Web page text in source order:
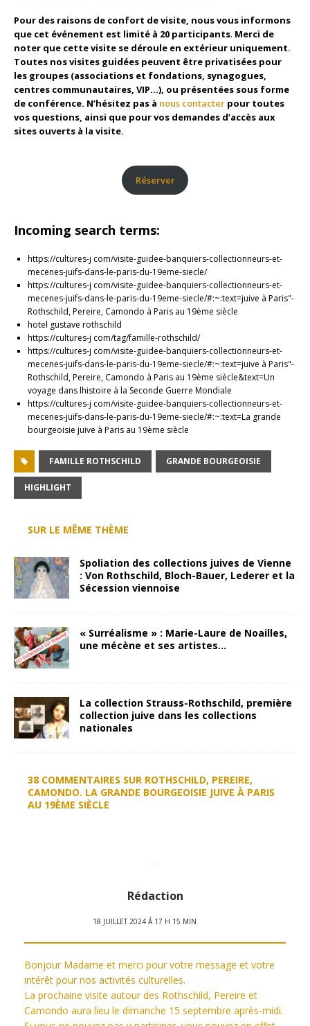
Pour des raisons de confort de visite, nous vous informons
que cet événement est limité à 20 participants. Merci de
noter que cette visite se déroule en extérieur uniquement.
Toutes nos visites guidées peuvent être privatisées pour
les groupes (associations et fondations, synagogues,
centres communautaires, VIP…), ou présentées sous forme
de conférence. N’hésitez pas à nous contacter pour toutes
vos questions, ainsi que pour vos demandes d’accès aux
sites ouverts à la visite.
Réserver
Incoming search terms:
https://cultures-j com/visite-guidee-banquiers-collectionneurs-et-
mecenes-juifs-dans-le-paris-du-19eme-siecle/
https://cultures-j com/visite-guidee-banquiers-collectionneurs-et-
mecenes-juifs-dans-le-paris-du-19eme-siecle/#:~:text=juive à Paris"-
Rothschild, Pereire, Camondo à Paris au 19ème siècle
hotel gustave rothschild
https://cultures-j com/tag/famille-rothschild/
https://cultures-j com/visite-guidee-banquiers-collectionneurs-et-
mecenes-juifs-dans-le-paris-du-19eme-siecle/#:~:text=juive à Paris"-
Rothschild, Pereire, Camondo à Paris au 19ème siècle&text=Un
voyage dans lhistoire à la Seconde Guerre Mondiale
https://cultures-j com/visite-guidee-banquiers-collectionneurs-et-
mecenes-juifs-dans-le-paris-du-19eme-siecle/#:~:text=La grande
bourgeoisie juive à Paris au 19ème siècle
FAMILLE ROTHSCHILD GRANDE BOURGEOISIE
HIGHLIGHT
SUR LE MÊME THÈME
Spoliation des collections juives de Vienne
: Von Rothschild, Bloch-Bauer, Lederer et la
Sécession viennoise
« Surréalisme » : Marie-Laure de Noailles,
une mécène et ses artistes…
La collection Strauss-Rothschild, première
collection juive dans les collections
nationales
38 COMMENTAIRES SUR ROTHSCHILD, PEREIRE,
CAMONDO. LA GRANDE BOURGEOISIE JUIVE À PARIS
AU 19ÈME SIÈCLE
Rédaction
18 JUILLET 2024 Á 17 H 15 MIN
Bonjour Madame et merci pour votre message et votre
intérêt pour nos activités culturelles.
La prochaine visite autour des Rothschild, Pereire et
Camondo aura lieu le dimanche 15 septembre après-midi.